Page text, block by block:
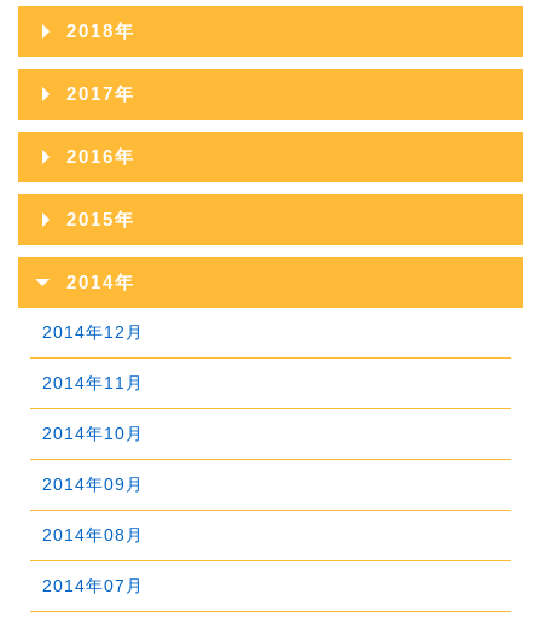
2025年03月
2025年02月
2025年01月
2024年06月
2024年05月
2024年03月
2024年02月
2024年01月
2023年07月
2023年06月
2023年05月
2023年03月
2023年02月
2023年01月
2022年08月
2022年07月
2022年06月
2022年05月
2022年03月
2022年02月
2022年01月
2021年09月
2021年08月
2021年07月
2021年06月
2021年05月
2020年11月
2020年10月
2020年09月
2020年08月
2020年07月
2020年06月
2020年05月
2020年04月
2020年03月
2020年02月
2020年01月
2019年12月
2019年11月
2019年10月
2019年09月
2019年08月
2019年07月
2019年06月
2019年05月
2019年04月
2019年03月
2019年02月
2019年01月
2018年
2018年12月
2018年11月
2018年10月
2018年09月
2018年08月
2018年07月
2018年06月
2018年05月
2018年04月
2018年03月
2018年02月
2017年
2017年12月
2017年11月
2017年10月
2017年09月
2017年08月
2017年07月
2017年06月
2017年05月
2017年04月
2017年03月
2016年
2016年12月
2016年11月
2016年10月
2016年09月
2016年08月
2016年07月
2016年06月
2016年05月
2016年04月
2015年
2015年12月
2014年
2014年12月
2014年11月
2014年10月
2014年09月
2014年08月
2014年07月